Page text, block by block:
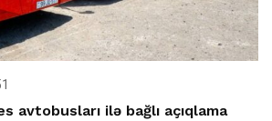
avtobusları ilə bağlı açıqlama